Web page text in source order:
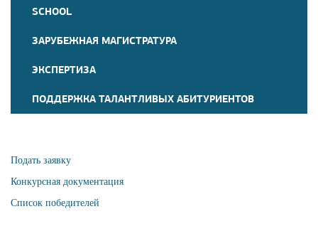
SCHOOL
ЗАРУБЕЖНАЯ МАГИСТРАТУРА
ЭКСПЕРТИЗА
ПОДДЕРЖКА ТАЛАНТЛИВЫХ АБИТУРИЕНТОВ
Подать заявку
Конкурсная документация
Список победителей